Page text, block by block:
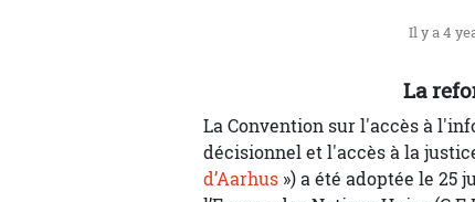
Il y a 4
La
La Convention sur l'accès à
décisionnel et l'accès à la
d’Aarhus ») a été adoptée le 25